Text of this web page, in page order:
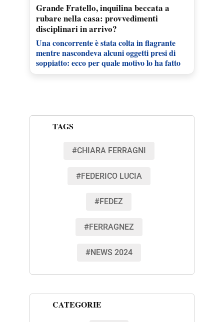
Grande Fratello, inquilina beccata a
rubare nella casa: provvedimenti
disciplinari in arrivo?
Una concorrente è stata colta in flagrante
mentre nascondeva alcuni oggetti presi di
soppiatto: ecco per quale motivo lo ha fatto
TAGS
#CHIARA FERRAGNI
#FEDERICO LUCIA
#FEDEZ
#FERRAGNEZ
#NEWS 2024
CATEGORIE